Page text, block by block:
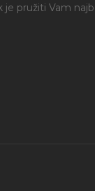
je pružiti Vam